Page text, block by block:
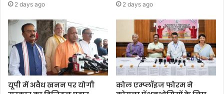
2 days ago 2 days ago
यूपी में अवैध खनन पर योगी
कोल एम्प्लॉइज फोरम ने